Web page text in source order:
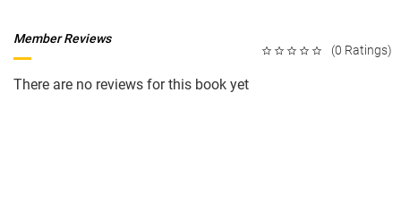
(0 Ratings)
Member Reviews
There are no reviews for this book yet